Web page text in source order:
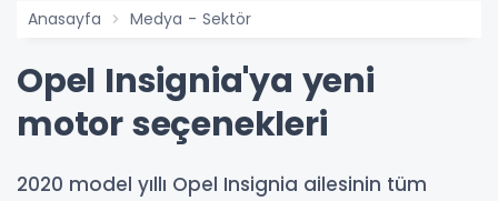
Anasayfa Medya - Sektör
Opel Insignia'ya yeni
motor seçenekleri
2020 model yıllı Opel Insignia ailesinin tüm